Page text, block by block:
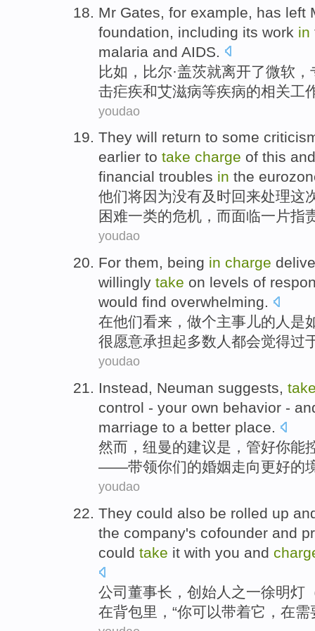
Mr Gates for example , has left
foundation
including its work in
malaria and AIDS
比如 ，比尔·盖茨就离开了微软
击疟疾和艾滋病等疾病的相关工
youdao
They will return to some
earlier to take charge of this
financial troubles in the
他们将因为没有及时回来处理这
困难一类的危机 ，而面临一片指
youdao
For them, being in charge
willingly take on levels of
would find overwhelming.
在他们看来， 做个主事儿的 人是
很愿意承担起多数 人 都会觉得过
youdao
Instead, Neuman suggests,
control - your own behavior -
marriage to a better place.
然而 ， 纽曼的建议是，管好你能
——带领你们的婚姻走向更好的
youdao
They could also be rolled up
the company's cofounder and
could take it with you and
公司 董事长 ， 创始人 之一徐明灯
在背包里，“你可以带着它 ，在